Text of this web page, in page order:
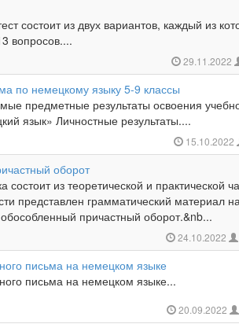
состоит из двух вариантов, каждый из
вопросов....
29.11.2022
по немецкому языку 5-9 классы
предметные результаты освоения
язык» Личностные результаты....
15.10.2022
оборот
состоит из теоретической и практической
представлен грамматический материал
причастный оборот.&nb...
24.10.2022
письма на немецком языке
письма на немецком языке...
20.09.2022